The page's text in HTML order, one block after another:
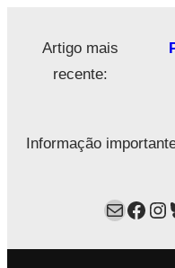
Artigo mais
recente:
Informação
Mail